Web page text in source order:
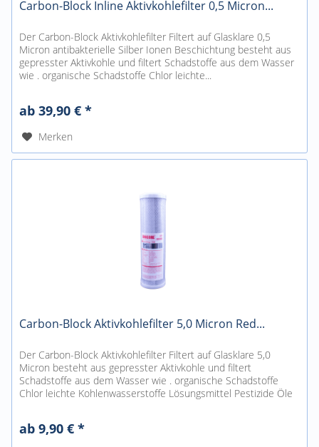
Carbon-Block Inline Aktivkohlefilter 0,5 Micron...
Der Carbon-Block Aktivkohlefilter Filtert auf Glasklare 0,5
Micron antibakterielle Silber Ionen Beschichtung besteht aus
gepresster Aktivkohle und filtert Schadstoffe aus dem Wasser
wie . organische Schadstoffe Chlor leichte...
ab 39,90 € *
Merken
Carbon-Block Aktivkohlefilter 5,0 Micron Red...
Der Carbon-Block Aktivkohlefilter Filtert auf Glasklare 5,0
Micron besteht aus gepresster Aktivkohle und filtert
Schadstoffe aus dem Wasser wie . organische Schadstoffe
Chlor leichte Kohlenwasserstoffe Lösungsmittel Pestizide Öle
ab 9,90 € *